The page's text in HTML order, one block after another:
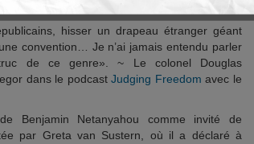
vu un seul cas, ni chez les Démocrates ni chez
hisser un drapeau étranger géant
convention… Je n’ai jamais entendu parler
de ce genre». ~ Le colonel Douglas
dans le podcastJudging Freedom avec le
Benjamin Netanyahou comme invité de
par Greta van Sustern, où il a déclaré à